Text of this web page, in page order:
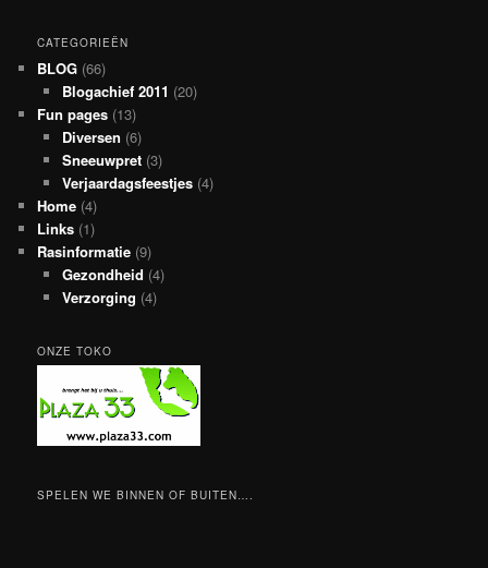
CATEGORIEËN
BLOG (66)
Blogachief 2011 (20)
Fun pages (13)
Diversen (6)
Sneeuwpret(3)
Verjaardagsfeestjes(4)
Home (4)
Links (1)
Rasinformatie (9)
Gezondheid (4)
Verzorging (4)
ONZE TOKO
SPELEN WE BINNEN OF BUITEN….